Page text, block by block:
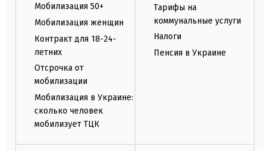
Мобилизация 50+
Мобилизация женщин
Контракт для 18-24-
летних
Отсрочка от
мобилизации
Мобилизация в Украине:
сколько человек
мобилизует ТЦК
Тарифы на
коммунальные услуги
Налоги
Пенсия в Украине